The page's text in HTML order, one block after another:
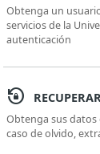
Obtenga un
servicios de la
autenticación
lock_reset
Obtenga sus
caso de olvido,